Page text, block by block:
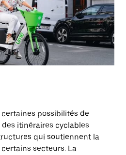
possibilités de
itinéraires cyclables
qui soutiennent la
secteurs. La